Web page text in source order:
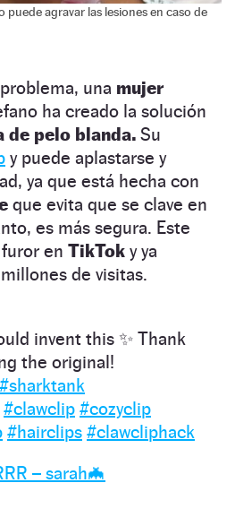
agravar las lesiones en caso de
una mujer
ha creado la solución
de pelo blanda. Su
y puede aplastarse y
ya que está hecha con
que evita que se clave en
es más segura. Este
en TikTok y ya
de visitas.
invent this ✨ Thank
the original!
#sharktank
#clawclip #cozyclip
#hairclips #clawcliphack
– sarah🦇